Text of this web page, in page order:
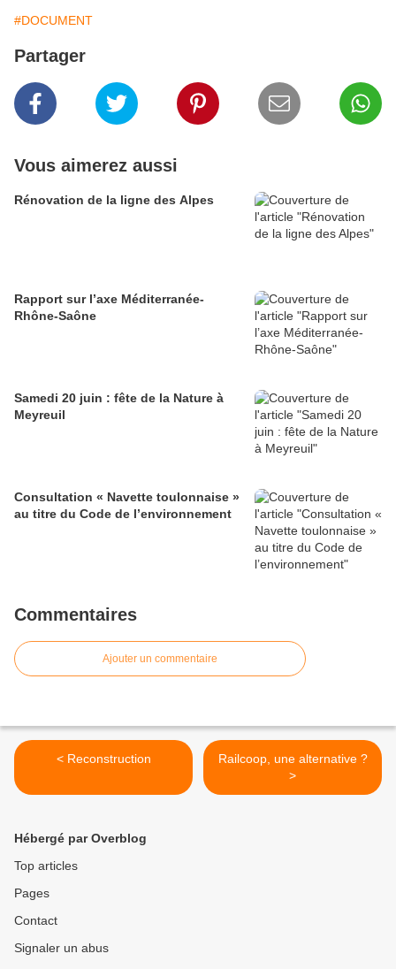
#DOCUMENT
Partager
Vous aimerez aussi
Rénovation de la ligne des Alpes
Rapport sur l’axe Méditerranée-
Rhône-Saône
Samedi 20 juin : fête de la Nature à
Meyreuil
Consultation « Navette toulonnaise »
au titre du Code de l’environnement
Commentaires
Ajouter un commentaire
< Reconstruction
Railcoop, une alternative ?
>
Hébergé par Overblog
Top articles
Pages
Contact
Signaler un abus